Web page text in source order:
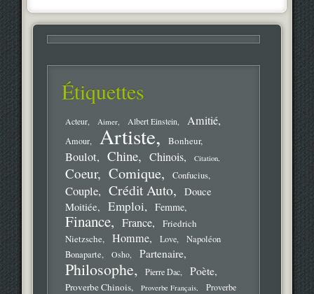
Étiquettes
Acteur Aimer Albert Einstein Amitié
Amour Artiste Bonheur
Boulot Chine Chinois Citation
Coeur Comique Confucius
Couple Crédit Auto
Douce
Moitiée
Emploi Femme
Finance France
Friedrich
Nietzsche
Homme Love
Napoléon
Bonaparte
Osho Partenaire
Philosophe Pierre Dac Poète
Proverbe Chinois Proverbe Français
Proverbe